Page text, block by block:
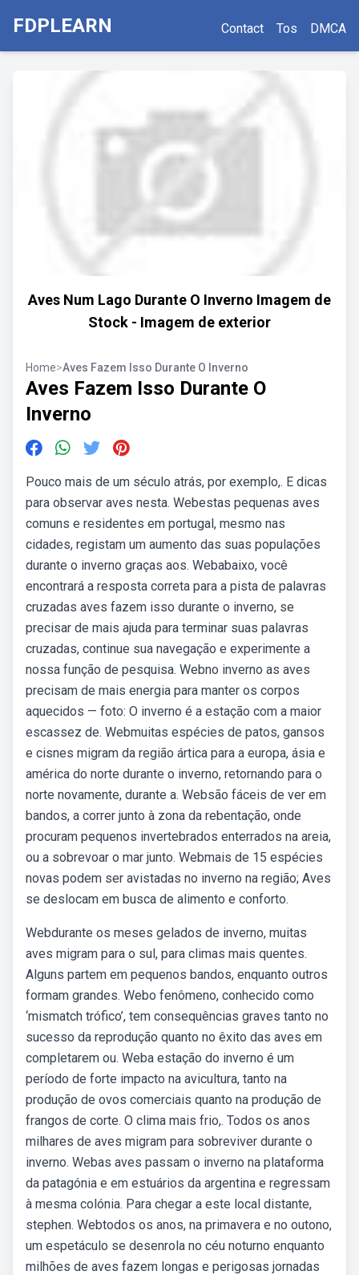
FDPLEARN Contact Tos DMCA
Aves Num Lago Durante O Inverno Imagem de
Stock - Imagem de exterior
Home>Aves Fazem Isso Durante O Inverno
Aves Fazem Isso Durante O
Inverno
Pouco mais de um século atrás, por exemplo,. E dicas
para observar aves nesta. Webestas pequenas aves
comuns e residentes em portugal, mesmo nas
cidades, registam um aumento das suas populações
durante o inverno graças aos. Webabaixo, você
encontrará a resposta correta para a pista de palavras
cruzadas aves fazem isso durante o inverno, se
precisar de mais ajuda para terminar suas palavras
cruzadas, continue sua navegação e experimente a
nossa função de pesquisa. Webno inverno as aves
precisam de mais energia para manter os corpos
aquecidos — foto: O inverno é a estação com a maior
escassez de. Webmuitas espécies de patos, gansos
e cisnes migram da região ártica para a europa, ásia e
américa do norte durante o inverno, retornando para o
norte novamente, durante a. Websão fáceis de ver em
bandos, a correr junto à zona da rebentação, onde
procuram pequenos invertebrados enterrados na areia,
ou a sobrevoar o mar junto. Webmais de 15 espécies
novas podem ser avistadas no inverno na região; Aves
se deslocam em busca de alimento e conforto.
Webdurante os meses gelados de inverno, muitas
aves migram para o sul, para climas mais quentes.
Alguns partem em pequenos bandos, enquanto outros
formam grandes. Webo fenômeno, conhecido como
‘mismatch trófico’, tem consequências graves tanto no
sucesso da reprodução quanto no êxito das aves em
completarem ou. Weba estação do inverno é um
período de forte impacto na avicultura, tanto na
produção de ovos comerciais quanto na produção de
frangos de corte. O clima mais frio,. Todos os anos
milhares de aves migram para sobreviver durante o
inverno. Webas aves passam o inverno na plataforma
da patagónia e em estuários da argentina e regressam
à mesma colónia. Para chegar a este local distante,
stephen. Webtodos os anos, na primavera e no outono,
um espetáculo se desenrola no céu noturno enquanto
milhões de aves fazem longas e perigosas jornadas